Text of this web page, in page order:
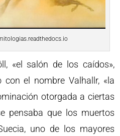
«el salón de los caídos»,
con el nombre Valhallr, «la
otorgada a ciertas
pensaba que los muertos
uno de los mayores